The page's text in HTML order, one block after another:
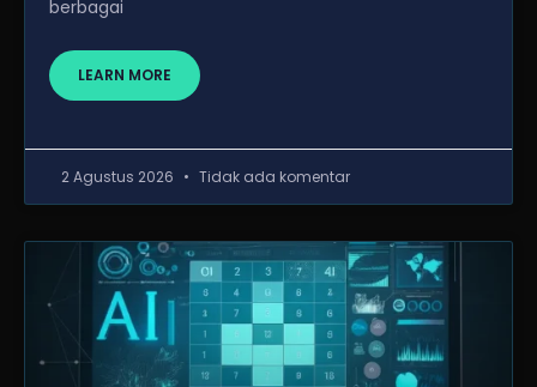
berbagai
LEARN MORE
2 Agustus 2026 Tidak ada komentar